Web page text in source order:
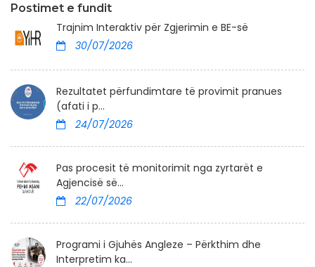
Postimet e fundit
Trajnim Interaktiv për Zgjerimin e BE-së
30/07/2026
Rezultatet përfundimtare të provimit pranues
(afati i p...
24/07/2026
Pas procesit të monitorimit nga zyrtarët e
Agjencisë së...
22/07/2026
Programi i Gjuhës Angleze – Përkthim dhe
Interpretim ka...